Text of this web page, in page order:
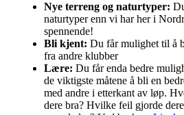
Nye terreng og naturtyper:
naturtyper enn vi har her i
spennende!
Bli kjent: Du får mulighet til å
fra andre klubber
Lære: Du får enda bedre
de viktigste måtene å bli en
med andre i etterkant av løp.
dere bra? Hvilke feil gjorde